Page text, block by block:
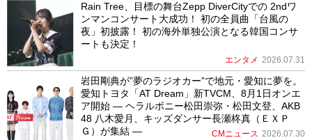
Rain Tree、目標の舞台Zepp DiverCityでの 2ndワ
ンマンコンサート大成功！ 初の全員曲「台風の
夜」初披露！ 初の海外単独公演となる韓国コンサ
ートも決定！
エンタメ 2026.07.31
岩田剛典が”夢のラジオカー”で地元・愛知に夢を。
愛知トヨタ「AT Dream」新TVCM、8月1日オンエ
ア開始 ― ヘラルボニー松田崇弥・松田文登、AKB
48 八木愛月、キッズダンサー長瀬柊真（ＥＸＰ
Ｇ）が集結 ―
CMニュース 2026.07.30